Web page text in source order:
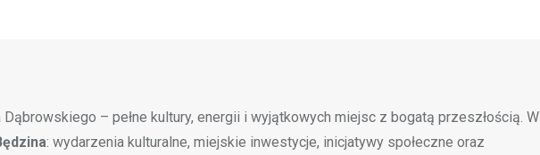
– pełne kultury, energii i wyjątkowych miejsc z bogatą przeszłością. W
: wydarzenia kulturalne, miejskie inwestycje, inicjatywy społeczne oraz